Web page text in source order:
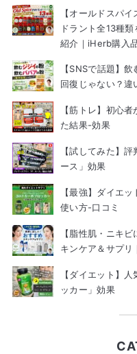
【オールドスパ
ドラント全13種
紹介｜iHerb購入
【SNSで話題】
回復じゃない？
【筋トレ】初心
た結果-効果
【試してみた】
ース」効果
【最強】ダイエ
使い方-口コミ
【脂性肌・ニキ
キンケア＆サプリ
【ダイエット】
ッカー」効果